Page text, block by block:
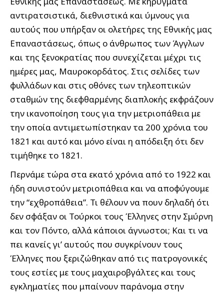
αντιρατσιστικά, διεθνιστικά και ύμνους για
αυτούς που υπήρξαν οι ολετήρες της Εθνικής μας
Επαναστάσεως, όπως ο άνθρωπος των Άγγλων
και της ξενοκρατίας που συνεχίζεται μέχρι τις
ημέρες μας, Μαυροκορδάτος. Στις σελίδες των
φυλλάδων και στις οθόνες των τηλεοπτικών
σταθμών της διεφθαρμένης διαπλοκής εκφράζουν
την ικανοποίηση τους για την μετριοπάθεια με
την οποία αντιμετωπίστηκαν τα 200 χρόνια του
1821 και αυτό και μόνο είναι η απόδειξη ότι δεν
τιμήθηκε το 1821.
Περνάμε τώρα στα εκατό χρόνια από το 1922 και
ήδη συνιστούν μετριοπάθεια και να αποφύγουμε
την “εχθροπάθεια”. Τι θέλουν να πουν δηλαδή ότι
δεν σφάξαν οι Τούρκοι τους Έλληνες στην Σμύρνη
και τον Πόντο, αλλά κάποιοι άγνωστοι; Και τι να
πει κανείς γι’ αυτούς που συγκρίνουν τους
Έλληνες που ξεριζώθηκαν από τις πατρογονικές
τους εστίες με τους μαχαιροβγάλτες και τους
εγκληματίες που μπαίνουν παράνομα στην